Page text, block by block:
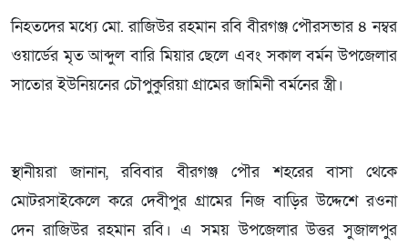
নিহতদের মধ্যে মো. রাজিউর রহমান রবি বীরগঞ্জ পৌরসভার ৪ নম্বর
ওয়ার্ডের মৃত আব্দুল বারি মিয়ার ছেলে এবং সকাল বর্মন উপজেলার
সাতোর ইউনিয়নের চৌপুকুরিয়া গ্রামের জামিনী বর্মনের স্ত্রী।
স্থানীয়রা জানান, রবিবার বীরগঞ্জ পৌর শহরের বাসা থেকে
মোটরসাইকেলে করে দেবীপুর গ্রামের নিজ বাড়ির উদ্দেশে রওনা
দেন রাজিউর রহমান রবি। এ সময় উপজেলার উত্তর সুজালপুর